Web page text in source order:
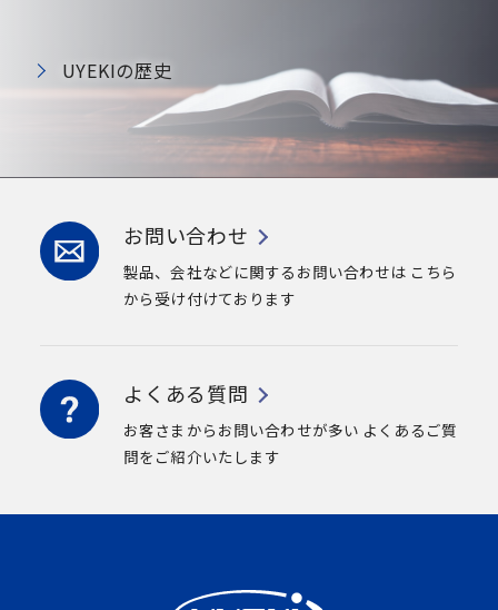
UYEKIの歴史
お問い合わせ
製品、会社などに関するお問い合わせは こちら
から受け付けております
よくある質問
お客さまからお問い合わせが多い よくあるご質
問をご紹介いたします